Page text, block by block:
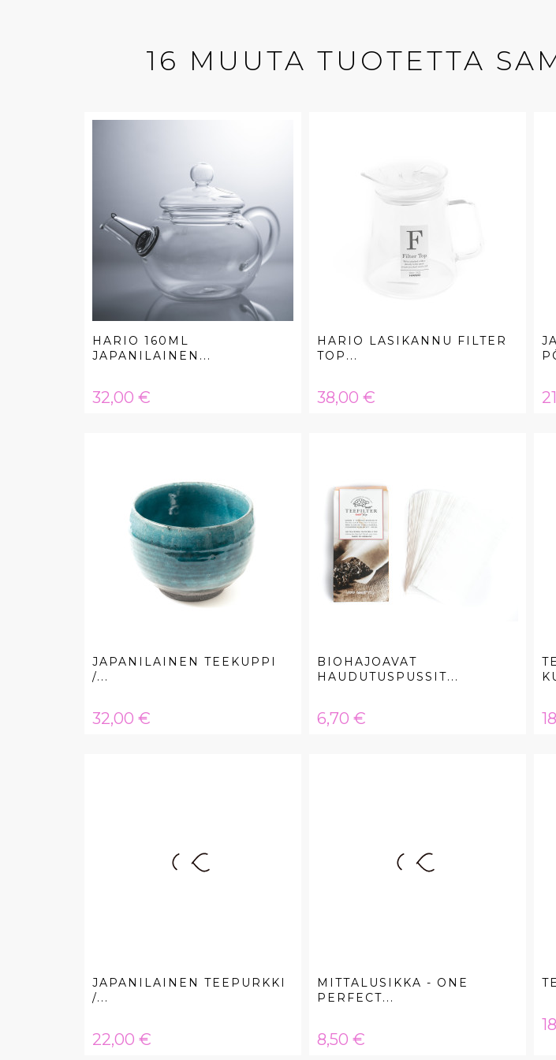
16 MUUTA TUOTETTA
HARIO 160ML
JAPANILAINEN...
Hinta
32,00 €
HARIO LASIKANNU FILTER
TOP...
Hinta
38,00 €
JAPANILAINEN TEEKUPPI
/...
Hinta
32,00 €
BIOHAJOAVAT
HAUDUTUSPUSSIT...
Hinta
6,70 €
JAPANILAINEN TEEPURKKI
/...
Hinta
22,00 €
MITTALUSIKKA - ONE
PERFECT...
Hinta
8,50 €